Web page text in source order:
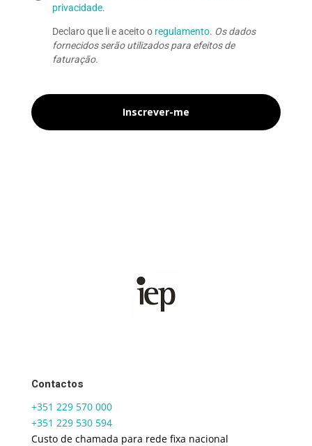
privacidade.
Declaro que li e aceito o regulamento. Os dados
fornecidos serão utilizados para efeitos de
faturação.
Inscrever-me
Contactos
+351 229 570 000
+351 229 530 594
Custo de chamada para rede fixa nacional